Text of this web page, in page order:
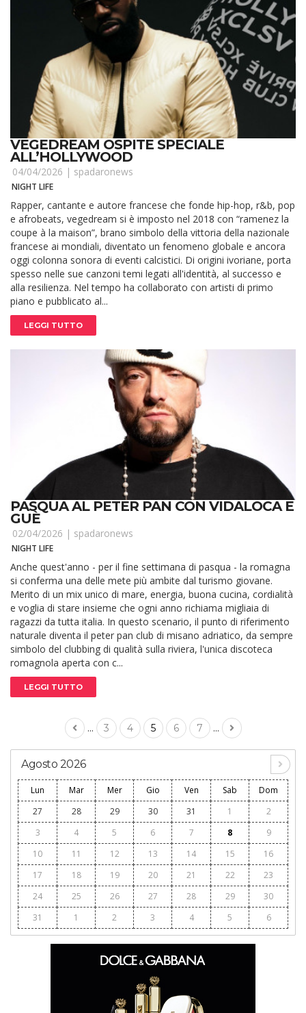
VEGEDREAM OSPITE SPECIALE
ALL’HOLLYWOOD
04/04/2026 | spadaronews
NIGHT LIFE
Rapper, cantante e autore francese che fonde hip-hop, r&b, pop
e afrobeats, vegedream si è imposto nel 2018 con “ramenez la
coupe à la maison”, brano simbolo della vittoria della nazionale
francese ai mondiali, diventato un fenomeno globale e ancora
oggi colonna sonora di eventi calcistici. Di origini ivoriane, porta
spesso nelle sue canzoni temi legati all'identità, al successo e
alla resilienza. Nel tempo ha collaborato con artisti di primo
piano e pubblicato al...
LEGGI TUTTO
PASQUA AL PETER PAN CON VIDALOCA E
GUÈ
02/04/2026 | spadaronews
NIGHT LIFE
Anche quest'anno - per il fine settimana di pasqua - la romagna
si conferma una delle mete più ambite dal turismo giovane.
Merito di un mix unico di mare, energia, buona cucina, cordialità
e voglia di stare insieme che ogni anno richiama migliaia di
ragazzi da tutta italia. In questo scenario, il punto di riferimento
naturale diventa il peter pan club di misano adriatico, da sempre
simbolo del clubbing di qualità sulla riviera, l'unica discoteca
romagnola aperta con c...
LEGGI TUTTO
... 3 4 5 6 7 ...
Agosto 2026
Lun Mar Mer Gio Ven Sab
Dom
27
28 29 30 31 1
2
3
4 5 6 7 8
9
10
11 12 13 14 15
16
17
18 19 20 21 22
23
24
25 26 27 28 29
30
31
1 2 3 4 5 6